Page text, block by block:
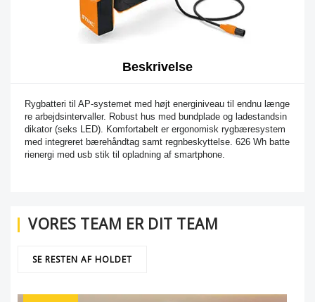
Beskrivelse
Rygbatteri til AP-systemet med højt energiniveau til endnu længe
re arbejdsintervaller. Robust hus med bundplade og ladestandsin
dikator (seks LED). Komfortabelt er ergonomisk rygbæresystem
med integreret bærehåndtag samt regnbeskyttelse. 626 Wh batte
rienergi med usb stik til opladning af smartphone.
VORES TEAM ER DIT TEAM
SE RESTEN AF HOLDET